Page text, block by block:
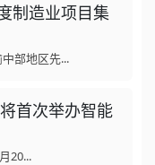
制造业项目集
部地区先...
首次举办智能
20...